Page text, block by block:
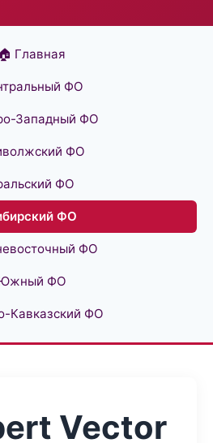
🏠 Главная
ФО
Западный ФО
ФО
ФО
ФО
ФО
ФО
Кавказский ФО
Vector